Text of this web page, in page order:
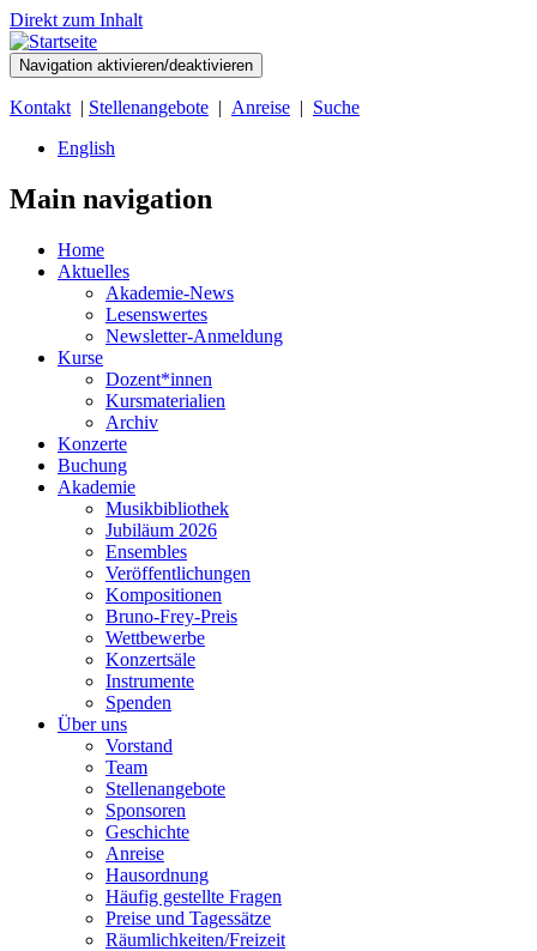
Direkt zum Inhalt
Navigation aktivieren/deaktivieren
Kontakt | Stellenangebote | Anreise | Suche
English
Main navigation
Home
Aktuelles
Akademie-News
Lesenswertes
Newsletter-Anmeldung
Kurse
Dozent*innen
Kursmaterialien
Archiv
Konzerte
Buchung
Akademie
Musikbibliothek
Jubiläum 2026
Ensembles
Veröffentlichungen
Kompositionen
Bruno-Frey-Preis
Wettbewerbe
Konzertsäle
Instrumente
Spenden
Über uns
Vorstand
Team
Stellenangebote
Sponsoren
Geschichte
Anreise
Hausordnung
Häufig gestellte Fragen
Preise und Tagessätze
Räumlichkeiten/Freizeit